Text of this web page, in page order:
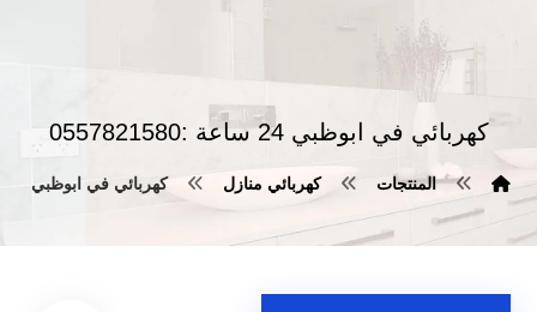
كهربائي في ابوظبي 24 ساعة :0557821580
المنتجات كهربائي منازل كهربائي في ابوظبي 24 ساعة :0557821580